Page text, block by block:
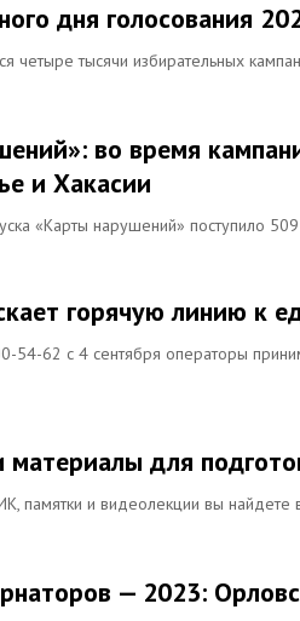
дня голосования
четыре тысячи избирательных
во время
и Хакасии
«Карты нарушений» поступило
горячую линию к
62 с 4 сентября операторы
для
памятки и видеолекции вы
— 2023: